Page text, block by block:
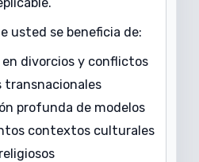
usted se beneficia de:
en divorcios y conflictos
transnacionales
profunda de modelos
contextos culturales